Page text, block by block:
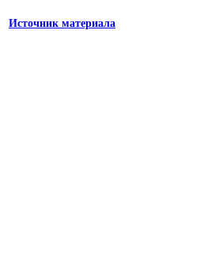
Источник материала